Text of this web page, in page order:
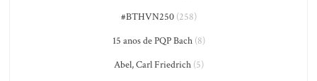
#BTHVN250(258)
15 anos de PQP Bach(8)
Abel, Carl Friedrich(5)